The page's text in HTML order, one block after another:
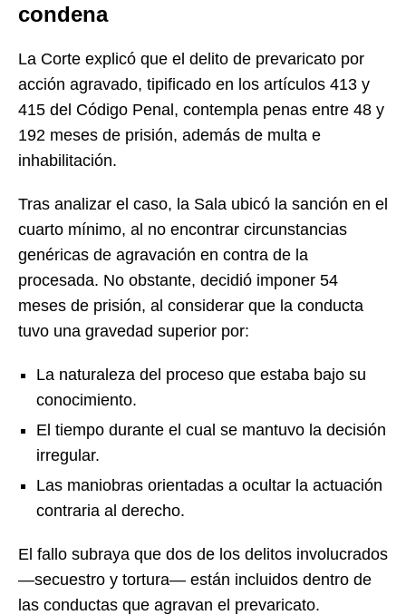
condena
La Corte explicó que el delito de prevaricato por
acción agravado, tipificado en los artículos 413 y
415 del Código Penal, contempla penas entre 48 y
192 meses de prisión, además de multa e
inhabilitación.
Tras analizar el caso, la Sala ubicó la sanción en el
cuarto mínimo, al no encontrar circunstancias
genéricas de agravación en contra de la
procesada. No obstante, decidió imponer 54
meses de prisión, al considerar que la conducta
tuvo una gravedad superior por:
La naturaleza del proceso que estaba bajo su
conocimiento.
El tiempo durante el cual se mantuvo la decisión
irregular.
Las maniobras orientadas a ocultar la actuación
contraria al derecho.
El fallo subraya que dos de los delitos involucrados
—secuestro y tortura— están incluidos dentro de
las conductas que agravan el prevaricato.